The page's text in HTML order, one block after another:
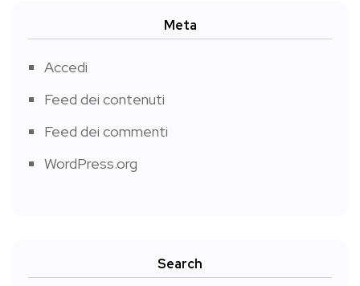
Meta
Accedi
Feed dei contenuti
Feed dei commenti
WordPress.org
Search